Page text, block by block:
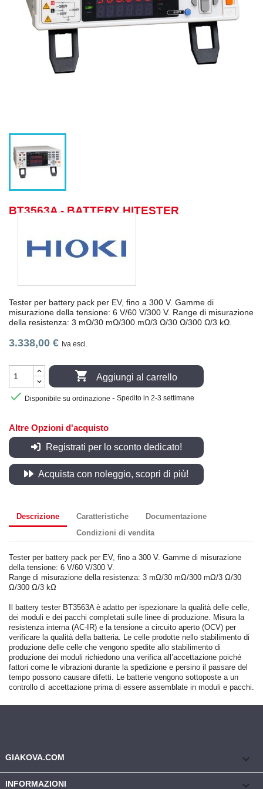
BT3563A - BATTERY HITESTER
Tester per battery pack per EV, fino a 300 V. Gamme di
misurazione della tensione: 6 V/60 V/300 V. Range di misurazione
della resistenza: 3 mΩ/30 mΩ/300 mΩ/3 Ω/30 Ω/300 Ω/3 kΩ.
3.338,00 € Iva escl.
 Aggiungi al carrello
 Disponibile su ordinazione - Spedito in 2-3 settimane
Altre Opzioni d'acquisto
Registrati per lo sconto dedicato!
Acquista con noleggio, scopri di più!
Descrizione Caratteristiche
Documentazione
Condizioni di vendita
Tester per battery pack per EV, fino a 300 V. Gamme di misurazione
della tensione: 6 V/60 V/300 V.
Range di misurazione della resistenza: 3 mΩ/30 mΩ/300 mΩ/3 Ω/30
Ω/300 Ω/3 kΩ
Il battery tester BT3563A è adatto per ispezionare la qualità delle celle,
dei moduli e dei pacchi completati sulle linee di produzione. Misura la
resistenza interna (AC-IR) e la tensione a circuito aperto (OCV) per
verificare la qualità della batteria. Le celle prodotte nello stabilimento di
produzione delle celle che vengono spedite allo stabilimento di
produzione dei moduli richiedono una verifica all’accettazione poiché
fattori come le vibrazioni durante la spedizione e persino il passare del
tempo possono causare difetti. Le batterie vengono sottoposte a un
controllo di accettazione prima di essere assemblate in moduli e pacchi.
GIAKOVA.COM keyboard_arrow_down
INFORMAZIONI 